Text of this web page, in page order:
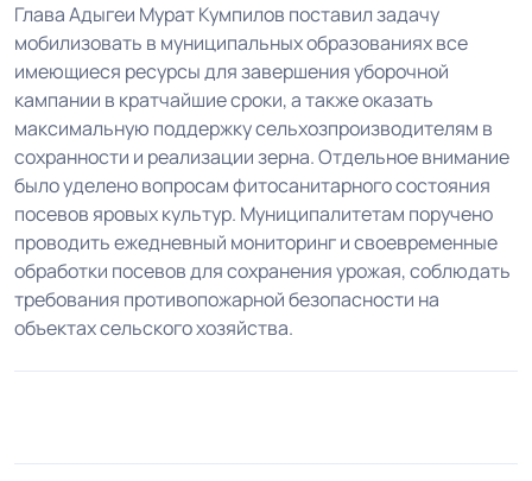
Глава Адыгеи Мурат Кумпилов поставил задачу
мобилизовать в муниципальных образованиях все
имеющиеся ресурсы для завершения уборочной
кампании в кратчайшие сроки, а также оказать
максимальную поддержку сельхозпроизводителям в
сохранности и реализации зерна. Отдельное внимание
было уделено вопросам фитосанитарного состояния
посевов яровых культур. Муниципалитетам поручено
проводить ежедневный мониторинг и своевременные
обработки посевов для сохранения урожая, соблюдать
требования противопожарной безопасности на
объектах сельского хозяйства.